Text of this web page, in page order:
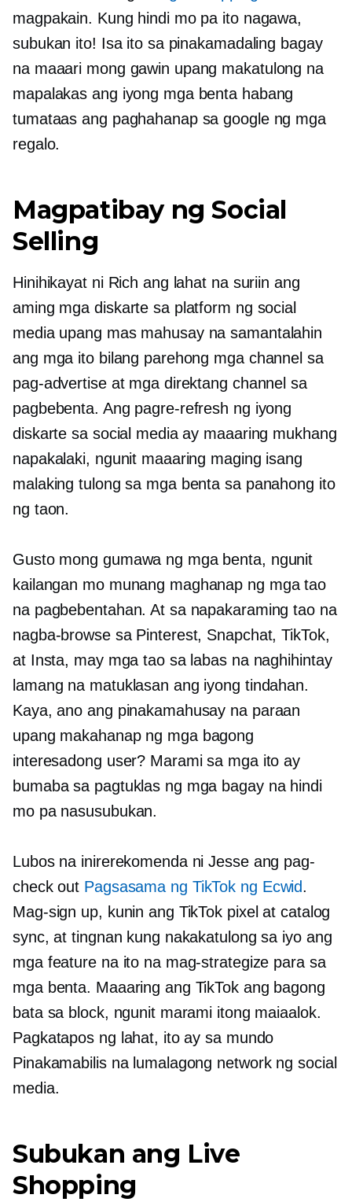
magpakain. Kung hindi mo pa ito nagawa,
subukan ito! Isa ito sa pinakamadaling bagay
na maaari mong gawin upang makatulong na
mapalakas ang iyong mga benta habang
tumataas ang paghahanap sa google ng mga
regalo.
Magpatibay ng Social
Selling
Hinihikayat ni Rich ang lahat na suriin ang
aming mga diskarte sa platform ng social
media upang mas mahusay na samantalahin
ang mga ito bilang parehong mga channel sa
pag-advertise at mga direktang channel sa
pagbebenta. Ang pagre-refresh ng iyong
diskarte sa social media ay maaaring mukhang
napakalaki, ngunit maaaring maging isang
malaking tulong sa mga benta sa panahong ito
ng taon.
Gusto mong gumawa ng mga benta, ngunit
kailangan mo munang maghanap ng mga tao
na pagbebentahan. At sa napakaraming tao na
nagba-browse sa Pinterest, Snapchat, TikTok,
at Insta, may mga tao sa labas na naghihintay
lamang na matuklasan ang iyong tindahan.
Kaya, ano ang pinakamahusay na paraan
upang makahanap ng mga bagong
interesadong user? Marami sa mga ito ay
bumaba sa pagtuklas ng mga bagay na hindi
mo pa nasusubukan.
Lubos na inirerekomenda ni Jesse ang pag-
check out Pagsasama ng TikTok ng Ecwid.
Mag-sign up, kunin ang TikTok pixel at catalog
sync, at tingnan kung nakakatulong sa iyo ang
mga feature na ito na mag-strategize para sa
mga benta. Maaaring ang TikTok ang bagong
bata sa block, ngunit marami itong maiaalok.
Pagkatapos ng lahat, ito ay sa mundo
Pinakamabilis na lumalagong network ng social
media.
Subukan ang Live
Shopping